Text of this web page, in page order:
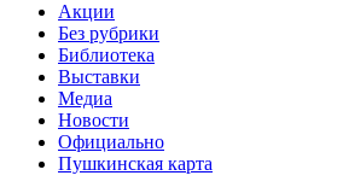
Акции
Без рубрики
Библиотека
Выставки
Медиа
Новости
Официально
Пушкинская карта